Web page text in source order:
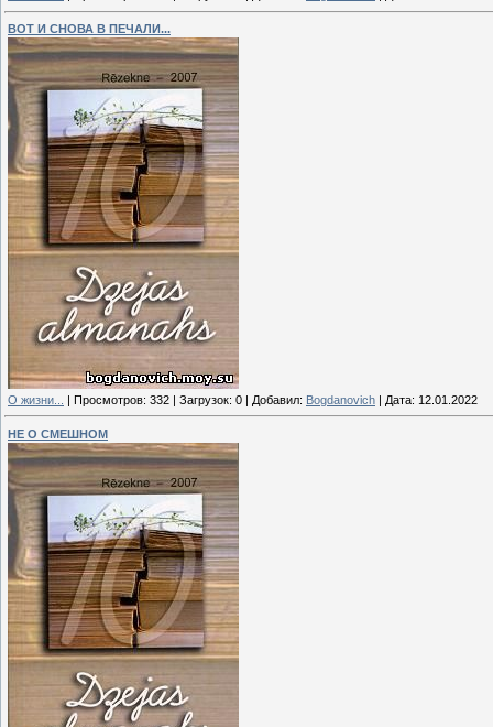
ВОТ И СНОВА В ПЕЧАЛИ...
О жизни... | Просмотров: 332 | Загрузок: 0 | Добавил: Bogdanovich | Дата: 12.01.2022
НЕ О СМЕШНОМ